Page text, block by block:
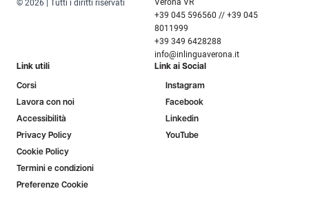
© 2026 | Tutti i diritti riservati
+39 045 596560 // +39 045
8011999
+39 349 6428288
info@inlinguaverona.it
Link utili
Corsi
Lavora con noi
Accessibilità
Privacy Policy
Cookie Policy
Termini e condizioni
Preferenze Cookie
Link ai Social
Instagram
Facebook
Linkedin
YouTube